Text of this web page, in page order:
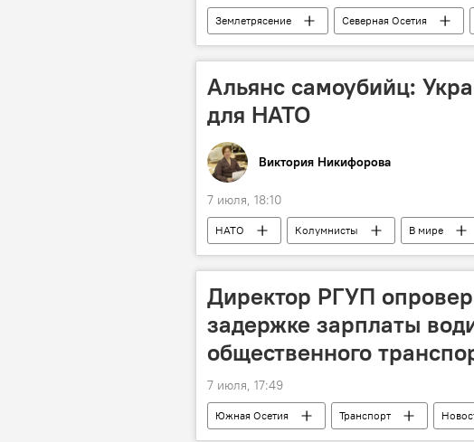
Землетрясение Северная Осетия
Кавказ
Альянс самоубийц:
для НАТО
Виктория Никифорова
7 июля, 18:10
НАТО Колумнисты В мире
Европа
Пентагон
Директор РГУП
задержке зарплаты
общественного
7 июля, 17:49
Южная Осетия Транспорт